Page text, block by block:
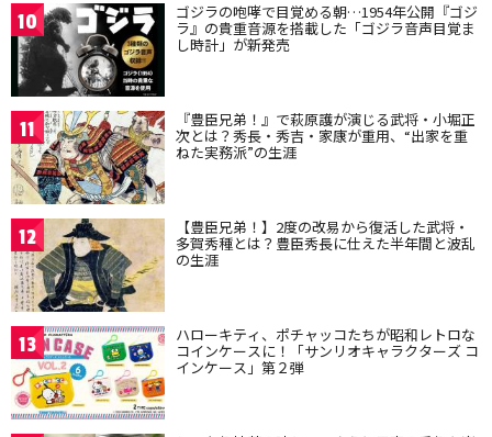
10 ゴジラの咆哮で目覚める朝…1954年公開『ゴジ
ラ』の貴重音源を搭載した「ゴジラ音声目覚ま
し時計」が新発売
11 『豊臣兄弟！』で萩原護が演じる武将・小堀正
次とは？秀長・秀吉・家康が重用、“出家を重
ねた実務派”の生涯
12 【豊臣兄弟！】2度の改易から復活した武将・
多賀秀種とは？豊臣秀長に仕えた半年間と波乱
の生涯
13 ハローキティ、ポチャッコたちが昭和レトロな
コインケースに！「サンリオキャラクターズ コ
インケース」第２弾